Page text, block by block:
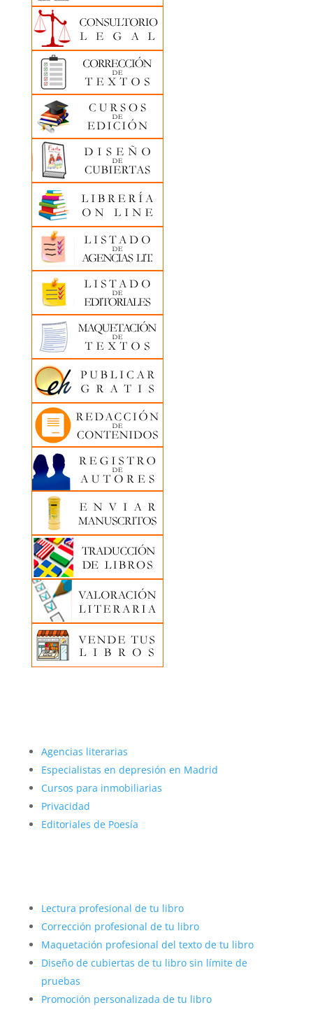
Agencias literarias
Especialistas en depresión en Madrid
Cursos para inmobiliarias
Privacidad
Editoriales de Poesía
Lectura profesional de tu libro
Corrección profesional de tu libro
Maquetación profesional del texto de tu libro
Diseño de cubiertas de tu libro sin límite de
pruebas
Promoción personalizada de tu libro